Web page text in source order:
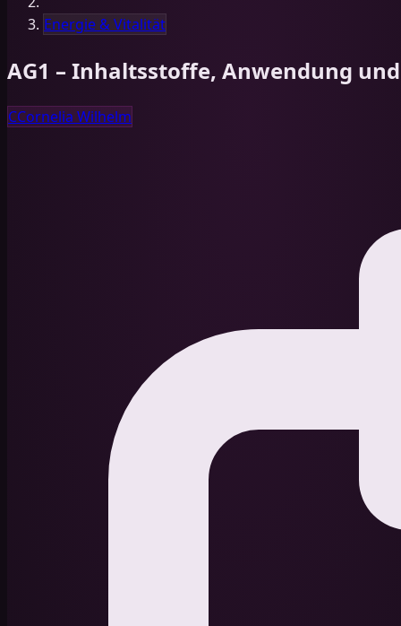
Energie & Vitalität
AG1 – Inhaltsstoffe, Anwendung
CCornelia Wilhelm